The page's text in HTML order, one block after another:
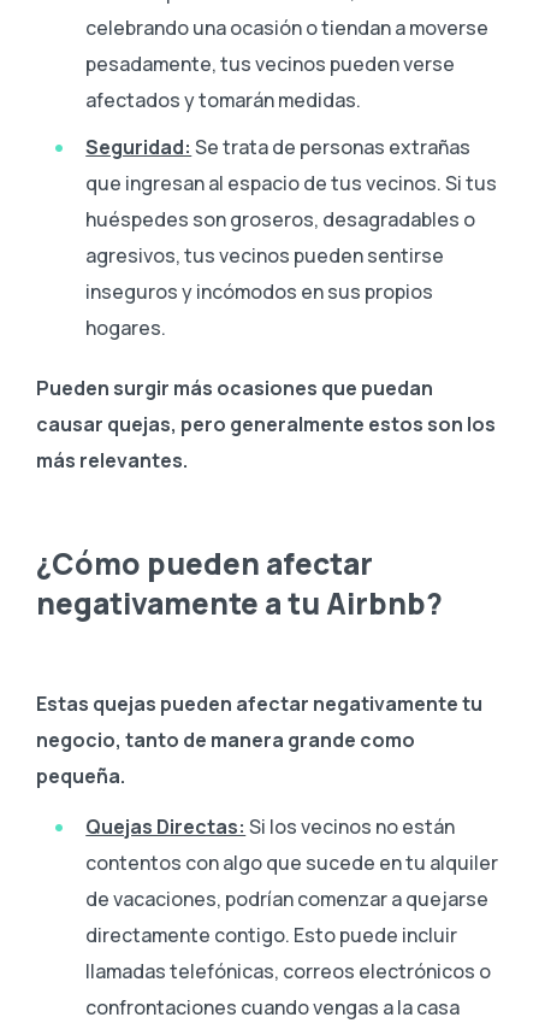
celebrando una ocasión o tiendan a moverse
pesadamente, tus vecinos pueden verse
afectados y tomarán medidas.
Seguridad: Se trata de personas extrañas
que ingresan al espacio de tus vecinos. Si tus
huéspedes son groseros, desagradables o
agresivos, tus vecinos pueden sentirse
inseguros y incómodos en sus propios
hogares.
Pueden surgir más ocasiones que puedan
causar quejas, pero generalmente estos son los
más relevantes.
¿Cómo pueden afectar
negativamente a tu Airbnb?
Estas quejas pueden afectar negativamente tu
negocio, tanto de manera grande como
pequeña.
Quejas Directas: Si los vecinos no están
contentos con algo que sucede en tu alquiler
de vacaciones, podrían comenzar a quejarse
directamente contigo. Esto puede incluir
llamadas telefónicas, correos electrónicos o
confrontaciones cuando vengas a la casa